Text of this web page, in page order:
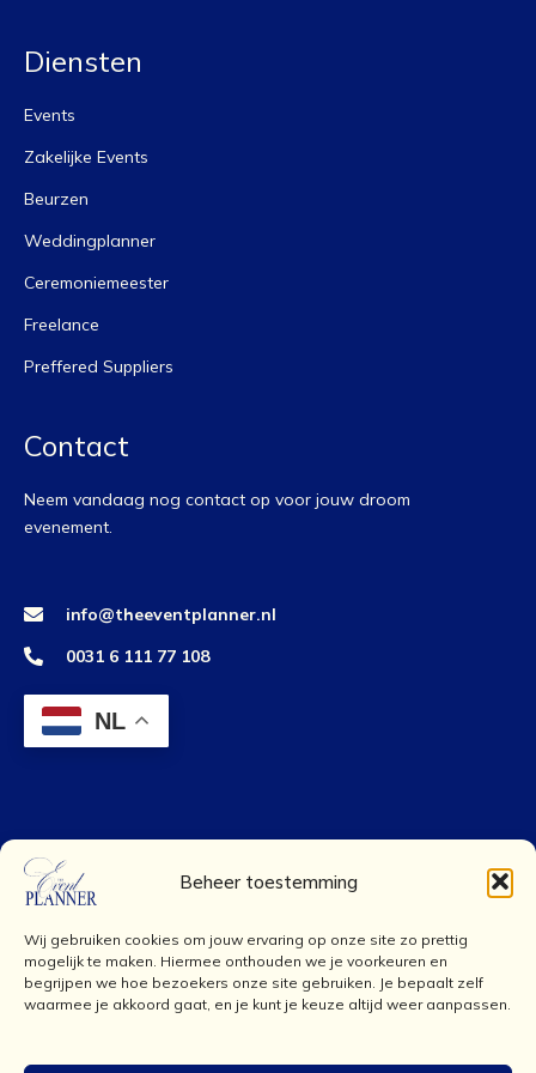
Beheer toestemming
Wij gebruiken cookies om jouw ervaring op onze site zo prettig
mogelijk te maken. Hiermee onthouden we je voorkeuren en
begrijpen we hoe bezoekers onze site gebruiken. Je bepaalt zelf
waarmee je akkoord gaat, en je kunt je keuze altijd weer aanpassen.
Diensten
Events
Zakelijke Events
Beurzen
Weddingplanner
Ceremoniemeester
Freelance
Preffered Suppliers
Contact
Neem vandaag nog contact op voor jouw droom
evenement.
info@theeventplanner.nl
0031 6 111 77 108
NL